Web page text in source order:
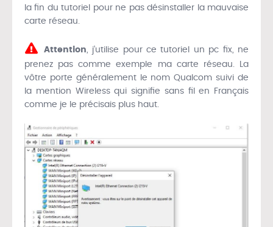
la fin du tutoriel pour ne pas désinstaller la mauvaise
carte réseau.
Attention, j’utilise pour ce tutoriel un pc fix, ne
prenez pas comme exemple ma carte réseau. La
vôtre porte généralement le nom Qualcom suivi de
la mention Wireless qui signifie sans fil en Français
comme je le précisais plus haut.